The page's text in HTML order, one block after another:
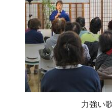
力強い